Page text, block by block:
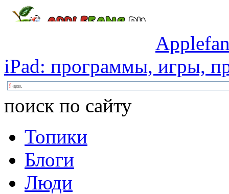
iPad: программы, игры,
поиск по сайту
Топики
Блоги
Люди